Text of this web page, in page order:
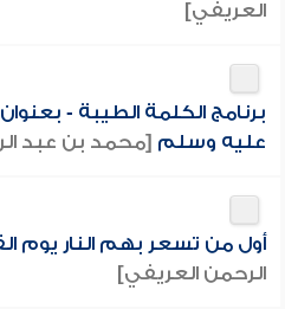
العريفي]
برنامج الكلمة الطيبة -
عليه وسلم [محمد بن عبد
أول من تسعر بهم النار يوم
الرحمن العريفي]